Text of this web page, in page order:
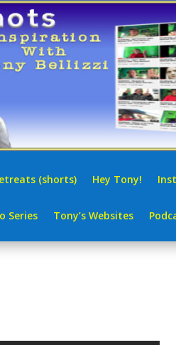
(shorts) Hey Tony!
Series Tony’s Websites